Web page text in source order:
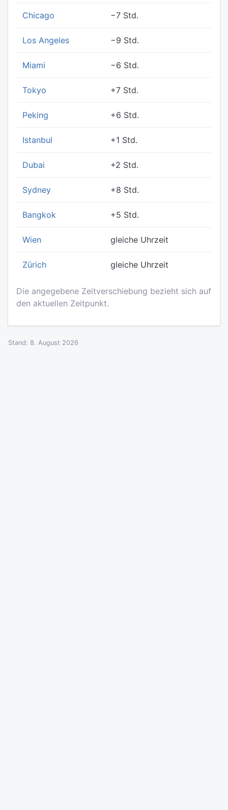
Chicago −7 Std.
Los Angeles −9 Std.
Miami −6 Std.
Tokyo +7 Std.
Peking +6 Std.
Istanbul +1 Std.
Dubai +2 Std.
Sydney +8 Std.
Bangkok +5 Std.
Wien gleiche Uhrzeit
Zürich gleiche Uhrzeit
Die angegebene Zeitverschiebung bezieht sich auf
den aktuellen Zeitpunkt.
Stand: 8. August 2026